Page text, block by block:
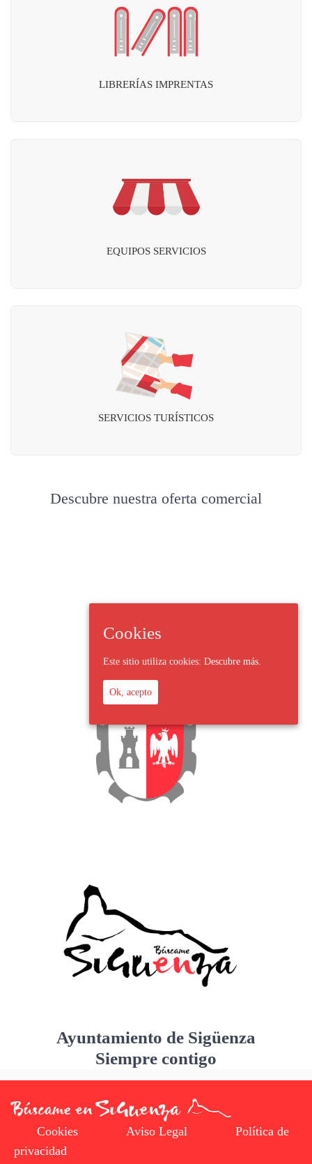
LIBRERÍAS IMPRENTAS
EQUIPOS SERVICIOS
SERVICIOS TURÍSTICOS
Descubre nuestra oferta comercial
Ayuntamiento de Sigüenza
Siempre contigo
Cookies Aviso Legal
Política de
privacidad
Cookies
Este sitio utiliza cookies: Descubre más.
Ok, acepto